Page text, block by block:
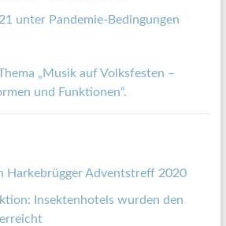
unter Pandemie-Bedingungen
„Musik auf Volksfesten –
und Funktionen“.
Harkebrügger Adventstreff 2020
Insektenhotels wurden den